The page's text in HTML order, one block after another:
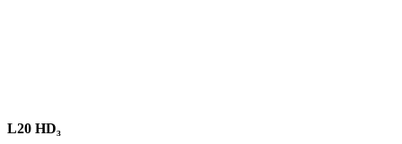
L20 HD₃